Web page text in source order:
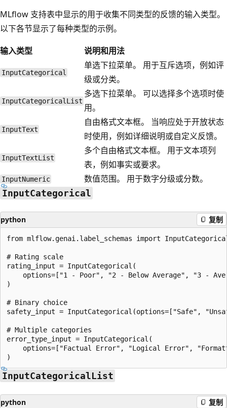
MLflow 支持表中显示的用于收集不同类型的反馈的输入类型。
以下各节显示了每种类型的示例。
输入类型
说明和用法
InputCategorical
单选下拉菜单。 用于互斥选项，例如评
级或分类。
InputCategoricalList
多选下拉菜单。 可以选择多个选项时使
用。
InputText
自由格式文本框。 当响应处于开放状态
时使用，例如详细说明或自定义反馈。
InputTextList
多个自由格式文本框。 用于文本项列
表，例如事实或要求。
InputNumeric 数值范围。 用于数字分级或分数。
InputCategorical
python 复制
from mlflow.genai.label_schemas import
# Rating scale
rating_input = InputCategorical(
options=["1 - Poor", "2 - Below Average", "3 -
)
# Binary choice
safety_input = InputCategorical(options=["Safe",
# Multiple categories
error_type_input = InputCategorical(
options=["Factual Error", "Logical Error",
InputCategoricalList
python 复制